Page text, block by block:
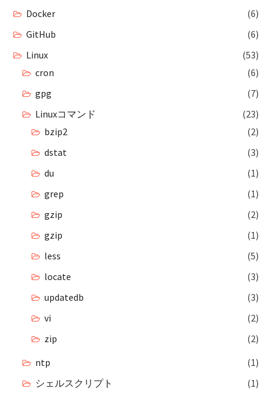
Docker
(6)
GitHub
(6)
Linux
(53)
cron
(6)
gpg
(7)
Linuxコマンド
(23)
bzip2
(2)
dstat
(3)
du
(1)
grep
(1)
gzip
(2)
gzip
(1)
less
(5)
locate
(3)
updatedb
(3)
vi
(2)
zip
(2)
ntp
(1)
シェルスクリプト
(1)